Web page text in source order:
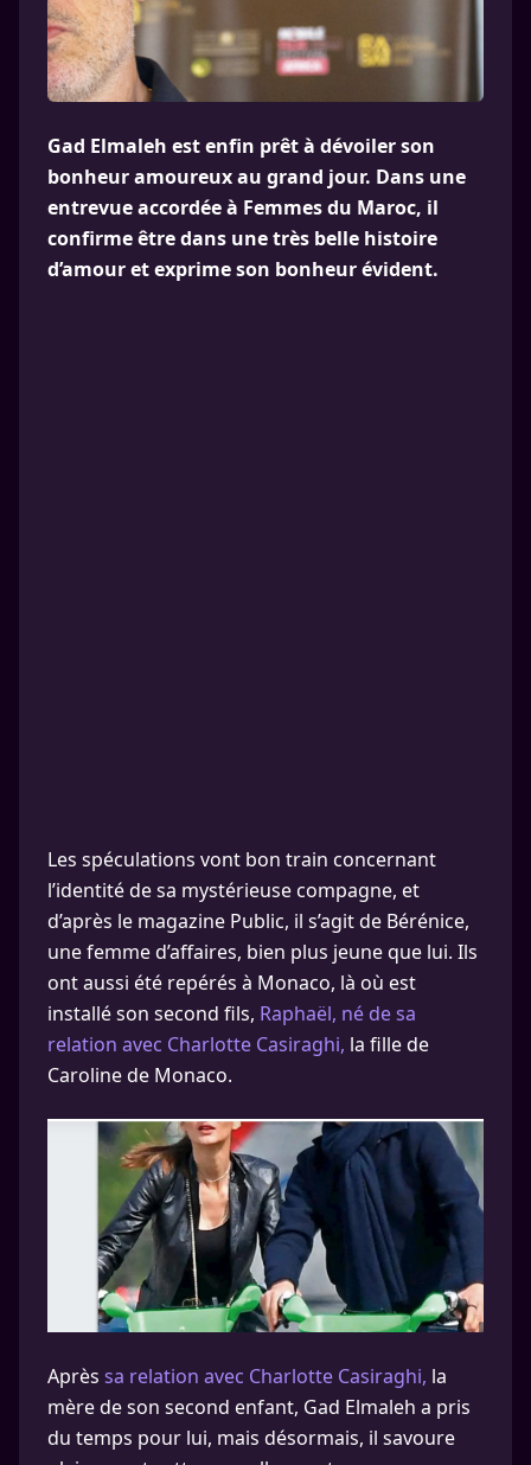
Gad Elmaleh est enfin prêt à dévoiler son
bonheur amoureux au grand jour. Dans une
entrevue accordée à Femmes du Maroc, il
confirme être dans une très belle histoire
d’amour et exprime son bonheur évident.
Les spéculations vont bon train concernant
l’identité de sa mystérieuse compagne, et
d’après le magazine Public, il s’agit de Bérénice,
une femme d’affaires, bien plus jeune que lui. Ils
ont aussi été repérés à Monaco, là où est
installé son second fils, Raphaël, né de sa
relation avec Charlotte Casiraghi, la fille de
Caroline de Monaco.
Après sa relation avec Charlotte Casiraghi, la
mère de son second enfant, Gad Elmaleh a pris
du temps pour lui, mais désormais, il savoure